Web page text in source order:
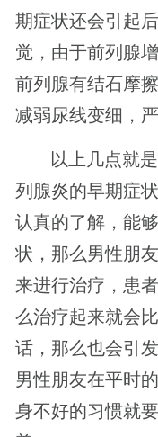
期症状还会引起
觉，由于前列腺
前列腺有结石摩
减弱尿线变细，
以上几点就
列腺炎的早期症
认真的了解，能
状，那么男性朋
来进行治疗，患
么治疗起来就会
话，那么也会引
男性朋友在平时
身不好的习惯就